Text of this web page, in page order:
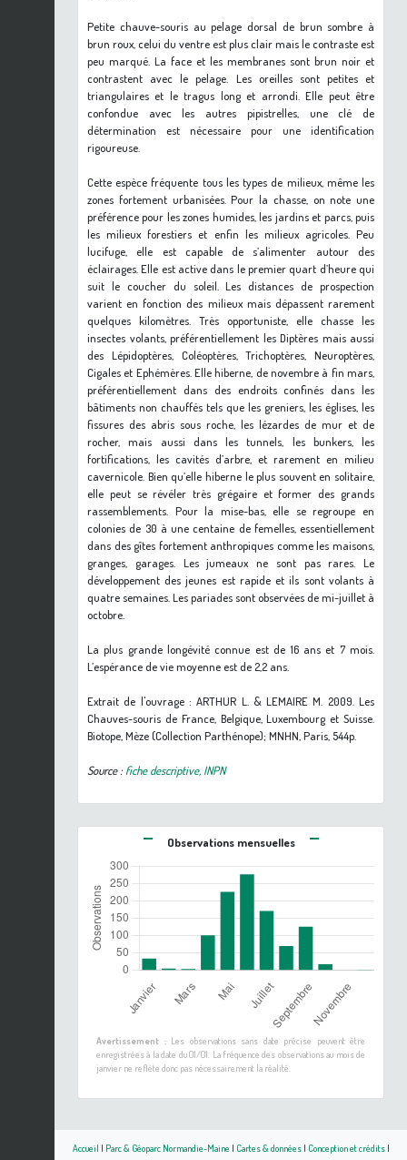
Petite chauve-souris au pelage dorsal de brun sombre à
brun roux, celui du ventre est plus clair mais le contraste est
peu marqué. La face et les membranes sont brun noir et
contrastent avec le pelage. Les oreilles sont petites et
triangulaires et le tragus long et arrondi. Elle peut être
confondue avec les autres pipistrelles, une clé de
détermination est nécessaire pour une identification
rigoureuse.
Cette espèce fréquente tous les types de milieux, même les
zones fortement urbanisées. Pour la chasse, on note une
préférence pour les zones humides, les jardins et parcs, puis
les milieux forestiers et enfin les milieux agricoles. Peu
lucifuge, elle est capable de s’alimenter autour des
éclairages. Elle est active dans le premier quart d’heure qui
suit le coucher du soleil. Les distances de prospection
varient en fonction des milieux mais dépassent rarement
quelques kilomètres. Très opportuniste, elle chasse les
insectes volants, préférentiellement les Diptères mais aussi
des Lépidoptères, Coléoptères, Trichoptères, Neuroptères,
Cigales et Ephémères. Elle hiberne, de novembre à fin mars,
préférentiellement dans des endroits confinés dans les
bâtiments non chauffés tels que les greniers, les églises, les
fissures des abris sous roche, les lézardes de mur et de
rocher, mais aussi dans les tunnels, les bunkers, les
fortifications, les cavités d’arbre, et rarement en milieu
cavernicole. Bien qu’elle hiberne le plus souvent en solitaire,
elle peut se révéler très grégaire et former des grands
rassemblements. Pour la mise-bas, elle se regroupe en
colonies de 30 à une centaine de femelles, essentiellement
dans des gîtes fortement anthropiques comme les maisons,
granges, garages. Les jumeaux ne sont pas rares. Le
développement des jeunes est rapide et ils sont volants à
quatre semaines. Les pariades sont observées de mi-juillet à
octobre.
La plus grande longévité connue est de 16 ans et 7 mois.
L’espérance de vie moyenne est de 2,2 ans.
Extrait de l'ouvrage : ARTHUR L. & LEMAIRE M. 2009. Les
Chauves-souris de France, Belgique, Luxembourg et Suisse.
Biotope, Mèze (Collection Parthénope); MNHN, Paris, 544p.
Source : fiche descriptive, INPN
Observations mensuelles
Avertissement :Les observations sans date précise peuvent être
enregistrées à la date du 01/01. La fréquence des observations au mois de
janvier ne reflète donc pas nécessairement la réalité.
Accueil | Parc & Géoparc Normandie-Maine | Cartes & données| Conception et crédits|